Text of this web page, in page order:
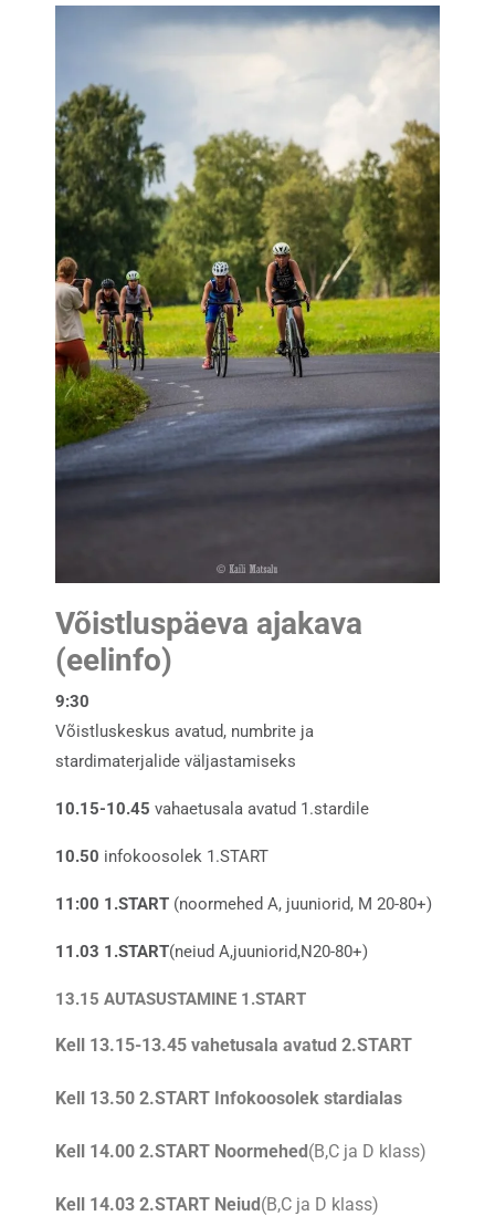
Võistluspäeva ajakava
(eelinfo)
9:30
Võistluskeskus avatud, numbrite ja
stardimaterjalide väljastamiseks
10.15-10.45 vahaetusala avatud 1.stardile
10.50 infokoosolek 1.START
11:00 1.START (noormehed A, juuniorid, M 20-80+)
11.03 1.START(neiud A,juuniorid,N20-80+)
13.15 AUTASUSTAMINE 1.START
Kell 13.15-13.45 vahetusala avatud 2.START
Kell 13.50 2.START Infokoosolek stardialas
Kell 14.00 2.START Noormehed (B,C ja D klass)
Kell 14.03 2.START Neiud (B,C ja D klass)